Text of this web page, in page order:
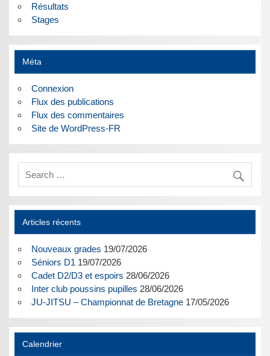
Résultats
Stages
Méta
Connexion
Flux des publications
Flux des commentaires
Site de WordPress-FR
Articles récents
Nouveaux grades 19/07/2026
Séniors D1 19/07/2026
Cadet D2/D3 et espoirs 28/06/2026
Inter club poussins pupilles 28/06/2026
JU-JITSU – Championnat de Bretagne 17/05/2026
Calendrier